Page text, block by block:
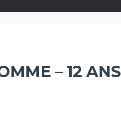
– 12